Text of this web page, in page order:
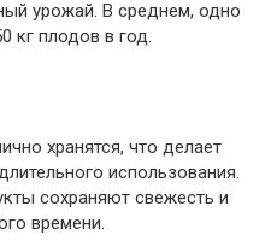
урожай. В среднем, одно
кг плодов в год.
хранятся, что делает
использования.
сохраняют свежесть и
времени.